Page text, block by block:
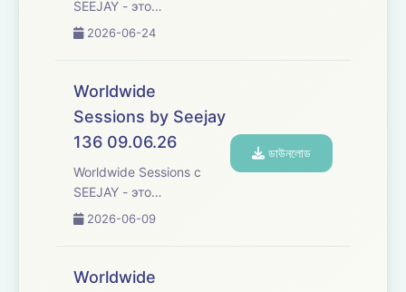
SEEJAY - это
захватывающее
путешествие, которое
переступает границы,
увлекательное
исследование
различных культур и
жанров танцевальной
2026-06-24
Worldwide
Sessions by Seejay
136 09.06.26
Worldwide Sessions с
SEEJAY - это
захватывающее
путешествие, которое
переступает границы,
2026-06-09
ডাউনলোড
Worldwide